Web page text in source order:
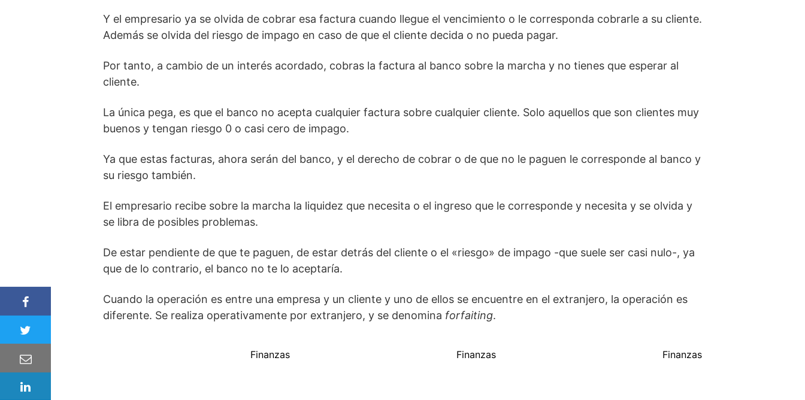
Y el empresario ya se olvida de cobrar esa factura cuando llegue el vencimiento o le corresponda cobrarle a su cliente.
Además se olvida del riesgo de impago en caso de que el cliente decida o no pueda pagar.
Por tanto, a cambio de un interés acordado, cobras la factura al banco sobre la marcha y no tienes que esperar al
cliente.
La única pega, es que el banco no acepta cualquier factura sobre cualquier cliente. Solo aquellos que son clientes muy
buenos y tengan riesgo 0 o casi cero de impago.
Ya que estas facturas, ahora serán del banco, y el derecho de cobrar o de que no le paguen le corresponde al banco y
su riesgo también.
El empresario recibe sobre la marcha la liquidez que necesita o el ingreso que le corresponde y necesita y se olvida y
se libra de posibles problemas.
De estar pendiente de que te paguen, de estar detrás del cliente o el «riesgo» de impago -que suele ser casi nulo-, ya
que de lo contrario, el banco no te lo aceptaría.
Cuando la operación es entre una empresa y un cliente y uno de ellos se encuentre en el extranjero, la operación es
diferente. Se realiza operativamente por extranjero, y se denomina forfaiting.
Finanzas Finanzas Finanzas